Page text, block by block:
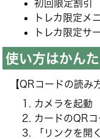
初回限定割引
トレカ限定メ
トレカ限定サ
使い方はかんた
【QRコードの読み
カメラを起動
カードのQR
「リンクを開